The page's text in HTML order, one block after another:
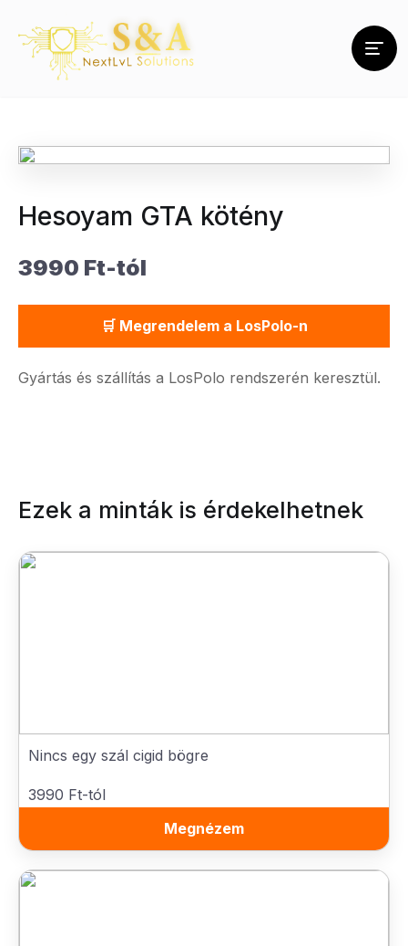
Hesoyam GTA kötény
3990 Ft-tól
🛒 Megrendelem a LosPolo-n
Gyártás és szállítás a LosPolo rendszerén keresztül.
Ezek a minták is érdekelhetnek
Nincs egy szál cigid bögre
3990 Ft-tól
Megnézem